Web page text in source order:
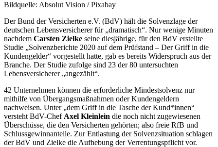
Bildquelle: Absolut Vision / Pixabay
Der Bund der Versicherten e.V. (BdV) hält die Solvenzlage der
deutschen Lebensversicherer für „dramatisch“. Nur wenige Minuten
nachdem Carsten Zielke seine diesjährige, für den BdV erstellte
Studie „Solvenzberichte 2020 auf dem Prüfstand – Der Griff in die
Kundengelder“ vorgestellt hatte, gab es bereits Widerspruch aus der
Branche. Der Studie zufolge sind 23 der 80 untersuchten
Lebensversicherer „angezählt“.
42 Unternehmen können die erforderliche Mindestsolvenz nur
mithilfe von Übergangsmaßnahmen oder Kundengeldern
nachweisen. Unter „dem Griff in die Tasche der Kund*innen“
versteht BdV-ChefAxel Kleinlein die noch nicht zugewiesenen
Überschüsse, die den Versicherten gehörten; also freie RfB und
Schlussgewinnanteile. Zur Entlastung der Solvenzsituation schlagen
der BdV und Zielke die Aufhebung der Verrentungspflicht vor.